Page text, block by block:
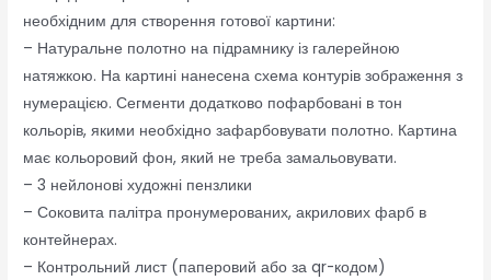
необхідним для створення готової картини:
– Натуральне полотно на підрамнику із галерейною
натяжкою. На картині нанесена схема контурів зображення з
нумерацією. Сегменти додатково пофарбовані в тон
кольорів, якими необхідно зафарбовувати полотно. Картина
має кольоровий фон, який не треба замальовувати.
– 3 нейлонові художні пензлики
– Соковита палітра пронумерованих, акрилових фарб в
контейнерах.
– Контрольний лист (паперовий або за qr-кодом)